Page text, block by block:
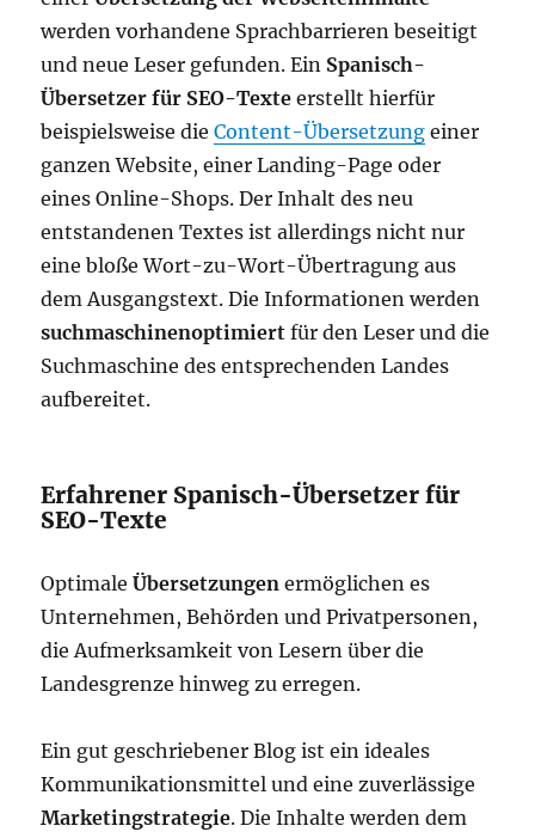
werden vorhandene Sprachbarrieren beseitigt
und neue Leser gefunden. Ein Spanisch-
Übersetzer für SEO-Texte erstellt hierfür
beispielsweise dieContent-Übersetzung einer
ganzen Website, einer Landing-Page oder
eines Online-Shops. Der Inhalt des neu
entstandenen Textes ist allerdings nicht nur
eine bloße Wort-zu-Wort-Übertragung aus
dem Ausgangstext. Die Informationen werden
suchmaschinenoptimiert für den Leser und die
Suchmaschine des entsprechenden Landes
aufbereitet.
Erfahrener Spanisch-Übersetzer für
SEO-Texte
OptimaleÜbersetzungen ermöglichen es
Unternehmen, Behörden und Privatpersonen,
die Aufmerksamkeit von Lesern über die
Landesgrenze hinweg zu erregen.
Ein gut geschriebener Blog ist ein ideales
Kommunikationsmittel und eine zuverlässige
Marketingstrategie. Die Inhalte werden dem